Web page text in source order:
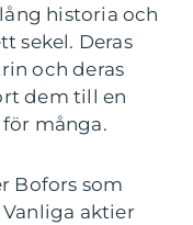
historia och
sekel. Deras
och deras
dem till en
många.
Bofors som
aktier